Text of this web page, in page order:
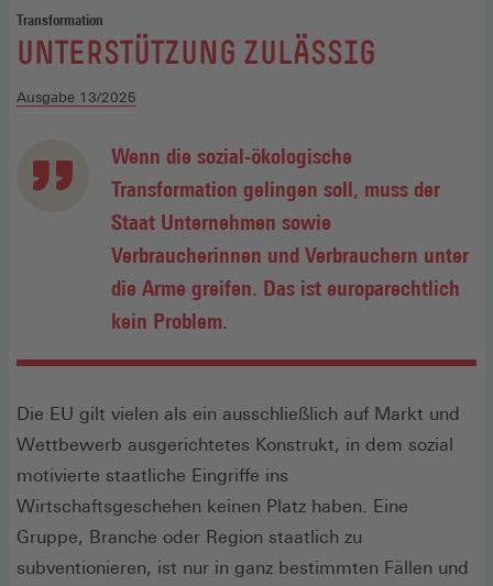
Transformation
:
UNTERSTÜTZUNG ZULÄSSIG
Ausgabe 13/2025
Wenn die sozial-ökologische
Transformation gelingen soll, muss der
Staat Unternehmen sowie
Verbraucherinnen und Verbrauchern unter
die Arme greifen. Das ist europarechtlich
kein Problem.
Die EU gilt vielen als ein ausschließlich auf Markt und
Wettbewerb ausgerichtetes Konstrukt, in dem sozial
motivierte staatliche Eingriffe ins
Wirtschaftsgeschehen keinen Platz haben. Eine
Gruppe, Branche oder Region staatlich zu
subventionieren, ist nur in ganz bestimmten Fällen und